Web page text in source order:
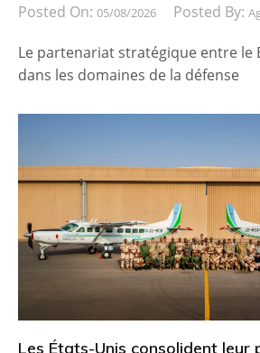
Posted On: 05/08/2026 Posted By:
Le partenariat stratégique entre le
dans les domaines de la défense
Les États-Unis consolident